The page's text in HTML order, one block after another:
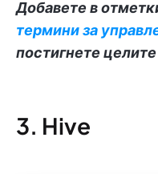
Добавете в
термини за
постигнете
3. Hive